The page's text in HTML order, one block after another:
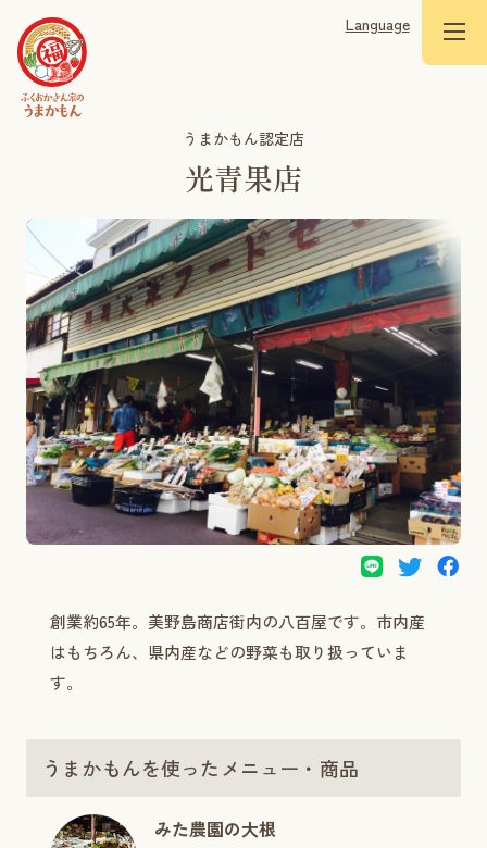
Language
うまかもん認定店
光青果店
創業約65年。美野島商店街内の八百屋です。市内産
はもちろん、県内産などの野菜も取り扱っていま
す。
うまかもんを使ったメニュー・商品
みた農園の大根